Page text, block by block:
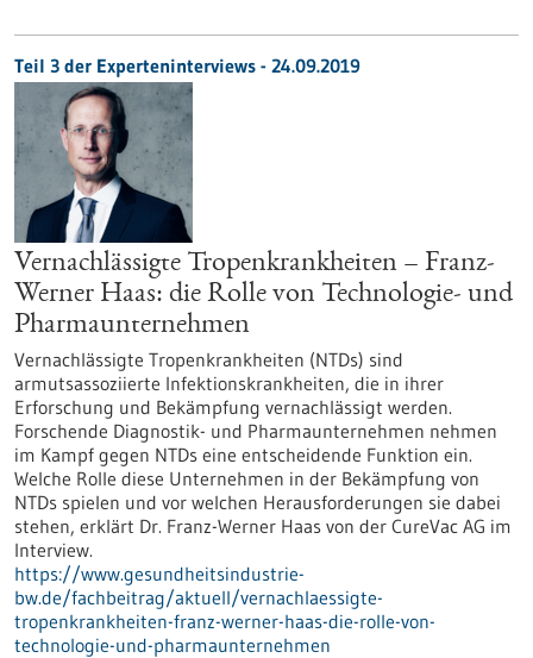
Teil 3 der Experteninterviews - 24.09.2019
Vernachlässigte Tropenkrankheiten – Franz-
Werner Haas: die Rolle von Technologie- und
Pharmaunternehmen
Vernachlässigte Tropenkrankheiten (NTDs) sind
armutsassoziierte Infektionskrankheiten, die in ihrer
Erforschung und Bekämpfung vernachlässigt werden.
Forschende Diagnostik- und Pharmaunternehmen nehmen
im Kampf gegen NTDs eine entscheidende Funktion ein.
Welche Rolle diese Unternehmen in der Bekämpfung von
NTDs spielen und vor welchen Herausforderungen sie dabei
stehen, erklärt Dr. Franz-Werner Haas von der CureVac AG im
Interview.
https://www.gesundheitsindustrie-
bw.de/fachbeitrag/aktuell/vernachlaessigte-
tropenkrankheiten-franz-werner-haas-die-rolle-von-
technologie-und-pharmaunternehmen